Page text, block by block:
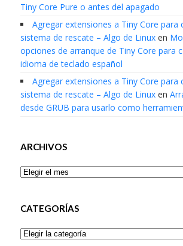
Tiny Core Pure o antes del apagado
Agregar extensiones a Tiny Core para
sistema de rescate – Algo de Linuxen
opciones de arranque de Tiny Core para
idioma de teclado español
Agregar extensiones a Tiny Core para
sistema de rescate – Algo de Linuxen
desde GRUB para usarlo como
ARCHIVOS
Archivos
CATEGORÍAS
Categorías